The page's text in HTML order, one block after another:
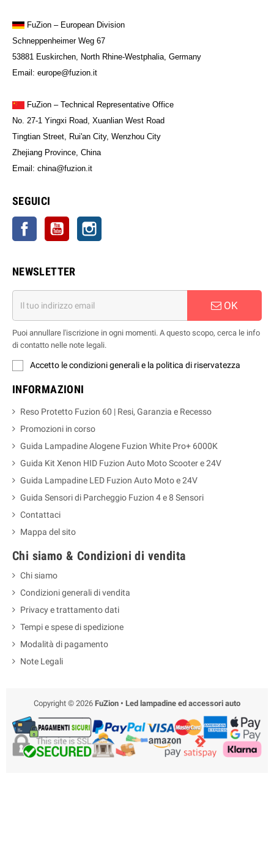
FuZion – European Division
Schneppenheimer Weg 67
53881 Euskirchen, North Rhine-Westphalia, Germany
Email: europe@fuzion.it
FuZion – Technical Representative Office
No. 27-1 Yingxi Road, Xuanlian West Road
Tingtian Street, Rui'an City, Wenzhou City
Zhejiang Province, China
Email: china@fuzion.it
SEGUICI
Facebook YouTube
NEWSLETTER
OK
Puoi annullare l'iscrizione in ogni momenti. A questo scopo, cerca le info
di contatto nelle note legali.
Accetto le condizioni generali e la politica di riservatezza
INFORMAZIONI
Reso Protetto Fuzion 60 | Resi, Garanzia e Recesso
Promozioni in corso
Guida Lampadine Alogene Fuzion White Pro+ 6000K
Guida Kit Xenon HID Fuzion Auto Moto Scooter e 24V
Guida Lampadine LED Fuzion Auto Moto e 24V
Guida Sensori di Parcheggio Fuzion 4 e 8 Sensori
Contattaci
Mappa del sito
Chi siamo & Condizioni di vendita
Chi siamo
Condizioni generali di vendita
Privacy e trattamento dati
Tempi e spese di spedizione
Modalità di pagamento
Note Legali
Copyright © 2026 FuZion • Led lampadine ed accessori auto